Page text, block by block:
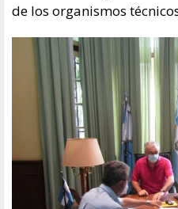
de los organismos